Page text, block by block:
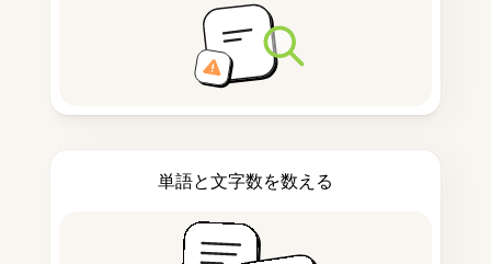
単語と文字数を数える